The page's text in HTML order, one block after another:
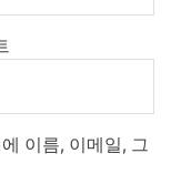
이름, 이메일, 그